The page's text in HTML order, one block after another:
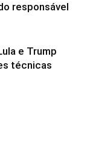
responsável
e Trump
técnicas